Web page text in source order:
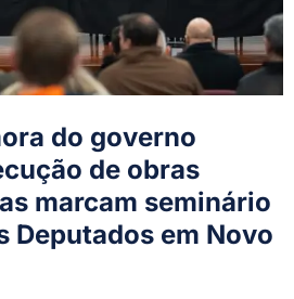
do governo
de obras
marcam seminário
Deputados em Novo